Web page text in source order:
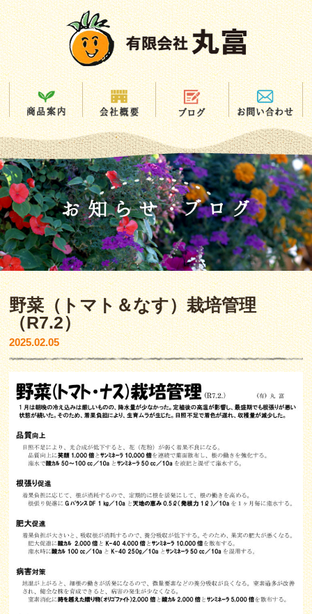
野菜（トマト＆なす）栽培管理
（R7.2）
2025.02.05